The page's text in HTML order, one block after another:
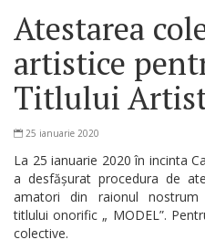
Atestarea
artistice
Titlului
25 ianuarie 2020
La 25 ianuarie 2020 în incinta
a desfășurat procedura de
amatori din raionul nostrum
titlului onorific „ MODEL”.
colective.